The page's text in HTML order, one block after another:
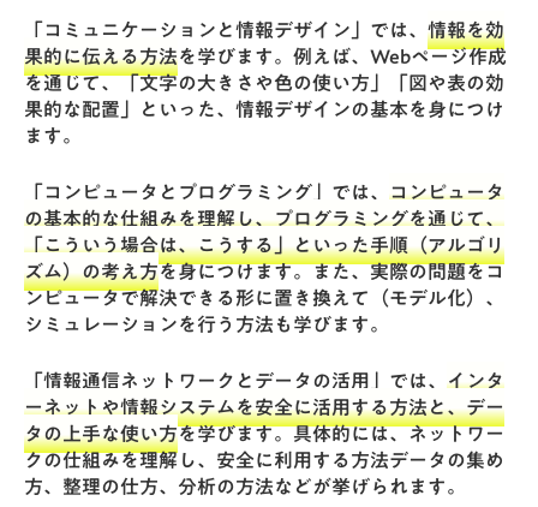
「コミュニケーションと情報デザイン」では、 情報を効
果的に伝える方法を学びます。例えば、Webページ作成
を通じて、「文字の大きさや色の使い方」「図や表の効
果的な配置」といった、情報デザインの基本を身につけ
ます。
「コンピュータとプログラミング」では、 コンピュータ
の基本的な仕組みを理解し、プログラミングを通じて、
「こういう場合は、こうする」といった手順（アルゴリ
ズム）の考え方を身につけます。また、実際の問題をコ
ンピュータで解決できる形に置き換えて（モデル化）、
シミュレーションを行う方法も学びます。
「情報通信ネットワークとデータの活用」では、 インタ
ーネットや情報システムを安全に活用する方法と、デー
タの上手な使い方を学びます。具体的には、ネットワー
クの仕組みを理解し、安全に利用する方法データの集め
方、整理の仕方、分析の方法などが挙げられます。